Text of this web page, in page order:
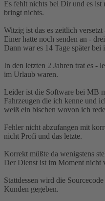
Es fehlt nichts bei Dir und es
bringt nichts.
Witzig ist das es zeitlich
Einer hatte noch senden an -
Dann war es 14 Tage später
In den letzten 2 Jahren trat es -
im Urlaub waren.
Leider ist die Software bei MB
Fahrzeugen die ich kenne und
weiß ein bischen wovon ich
Fehler nicht abzufangen mit
nicht Profi und das letzte.
Korrekt müßte da wenigstens
Der Dienst ist im Moment nicht
Stattdessen wird die
Kunden gegeben.